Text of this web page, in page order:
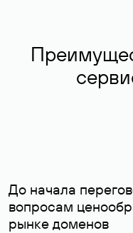
До начала
вопросам
рынке доменов